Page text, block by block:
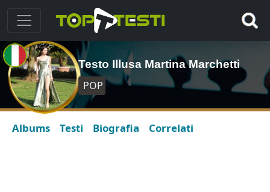
Testo Illusa Martina Marchetti
POP
Albums Testi Biografia Correlati